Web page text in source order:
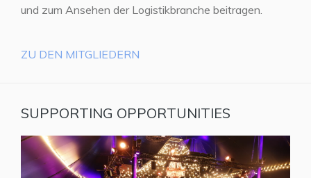
und zum Ansehen der Logistikbranche beitragen.
ZU DEN MITGLIEDERN
SUPPORTING OPPORTUNITIES